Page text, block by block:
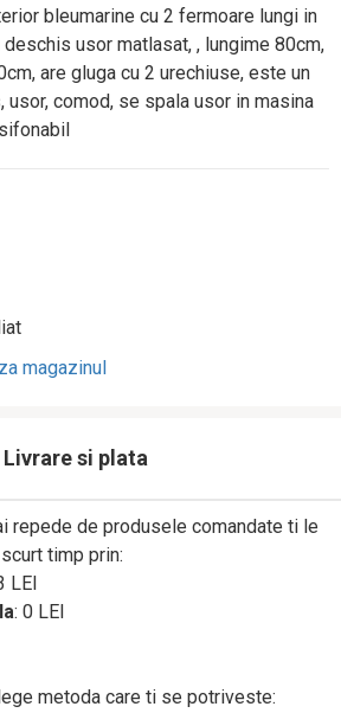
bleumarine cu 2 fermoare lungi in
usor matlasat, , lungime 80cm,
are gluga cu 2 urechiuse, este un
comod, se spala usor in masina
magazinul
Livrare si plata
repede de produsele comandate ti le
timp prin:
LEI
: 0 LEI
metoda care ti se potriveste: